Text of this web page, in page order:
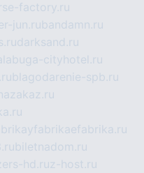
factory.ru
jun.rubandamn.ru
darksand.ru
cityhotel.ru
blagodarenie-spb.ru
biletnadom.ru
hd.ruz-host.ru